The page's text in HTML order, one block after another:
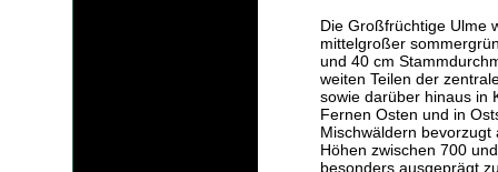
Die Großfrüchtige Ulme
mittelgroßer
und 40 cm
weiten Teilen der
sowie darüber hinaus in
Fernen Osten und in
Mischwäldern
Höhen zwischen 700
besonders ausgeprägt